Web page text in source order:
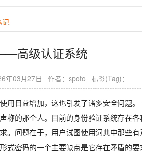
记
高级认证系统
年03月27日 作者：spoto 标签(Tag)：
用日益增加，这也引发了诸多安全问题
称的那个人。目前的身份验证系统存在
。问题在于，用户试图使用词典中那些
式密码的一个主要缺点是它存在矛盾的